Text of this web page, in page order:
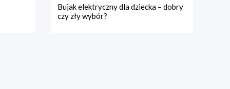
Bujak elektryczny dla dziecka – dobry
czy zły wybór?